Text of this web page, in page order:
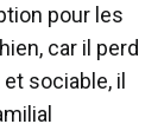
pour les
car il perd
sociable, il